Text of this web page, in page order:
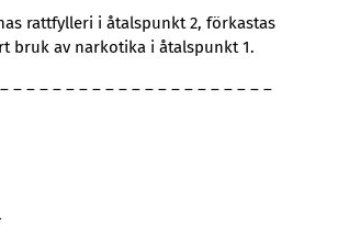
rattfylleri i åtalspunkt 2, förkastas
bruk av narkotika i åtalspunkt 1.
– – – – – – – – – – – – – – – – – – – –